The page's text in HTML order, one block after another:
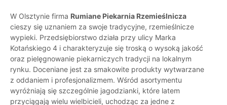
W Olsztynie firma Rumiane Piekarnia Rzemieślnicza
cieszy się uznaniem za swoje tradycyjne, rzemieślnicze
wypieki. Przedsiębiorstwo działa przy ulicy Marka
Kotańskiego 4 i charakteryzuje się troską o wysoką jakość
oraz pielęgnowanie piekarniczych tradycji na lokalnym
rynku. Doceniane jest za smakowite produkty wytwarzane
z oddaniem i profesjonalizmem. Wśród asortymentu
wyróżniają się szczególnie jagodzianki, które latem
przyciągają wielu wielbicieli, uchodząc za jedne z